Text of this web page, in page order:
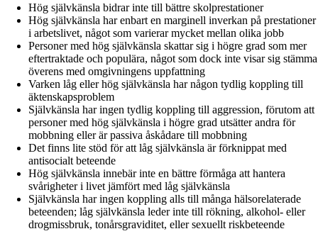
Hög självkänsla bidrar inte till bättre skolprestationer
Hög självkänsla har enbart en marginell inverkan på prestationer
i arbetslivet, något som varierar mycket mellan olika jobb
Personer med hög självkänsla skattar sig i högre grad som mer
eftertraktade och populära, något som dock inte visar sig stämma
överens med omgivningens uppfattning
Varken låg eller hög självkänsla har någon tydlig koppling till
äktenskapsproblem
Självkänsla har ingen tydlig koppling till aggression, förutom att
personer med hög självkänsla i högre grad utsätter andra för
mobbning eller är passiva åskådare till mobbning
Det finns lite stöd för att låg självkänsla är förknippat med
antisocialt beteende
Hög självkänsla innebär inte en bättre förmåga att hantera
svårigheter i livet jämfört med låg självkänsla
Självkänsla har ingen koppling alls till många hälsorelaterade
beteenden; låg självkänsla leder inte till rökning, alkohol- eller
drogmissbruk, tonårsgraviditet, eller sexuellt riskbeteende